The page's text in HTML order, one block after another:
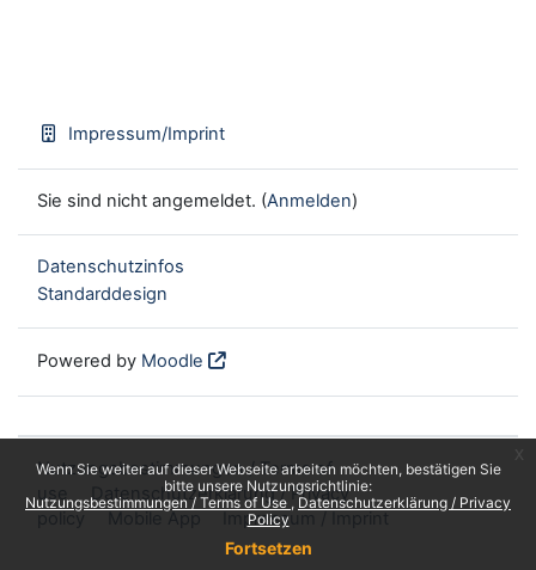
Wenn Sie weiter auf dieser Webseite arbeiten möchten, bestätigen Sie
bitte unsere Nutzungsrichtlinie:
Nutzungsbestimmungen / Terms of Use
Datenschutzerklärung / Privacy
Policy
Fortsetzen
Impressum/Imprint
Sie sind nicht angemeldet. (Anmelden)
Datenschutzinfos
Standarddesign
Powered by Moodle
Nutzungsbestimmungen / Terms of
use
Datenschutzerklärung / Privacy
policy
Mobile App Impressum / Imprint